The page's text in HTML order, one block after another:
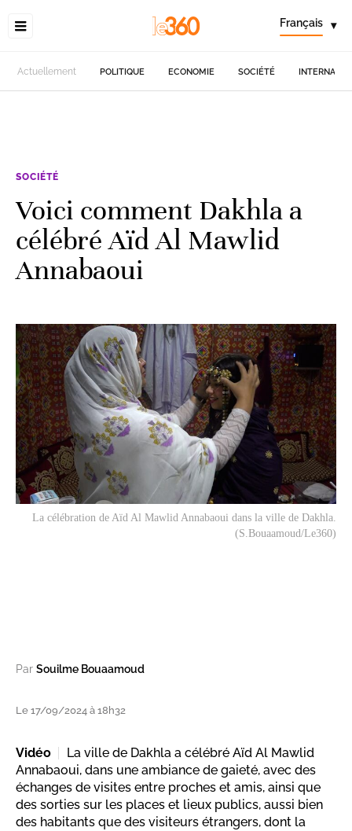
Français ▾
Actuellement POLITIQUE ECONOMIE SOCIÉTÉ
SOCIÉTÉ
Voici comment Dakhla a
célébré Aïd Al Mawlid
Annabaoui
La célébration de Aïd Al Mawlid Annabaoui dans la ville de Dakhla.
(S.Bouaamoud/Le360)
Par Souilme Bouaamoud
Le 17/09/2024 à 18h32
Vidéo
La ville de Dakhla a célébré Aïd Al Mawlid
Annabaoui, dans une ambiance de gaieté, avec des
échanges de visites entre proches et amis, ainsi que
des sorties sur les places et lieux publics, aussi bien
des habitants que des visiteurs étrangers, dont la